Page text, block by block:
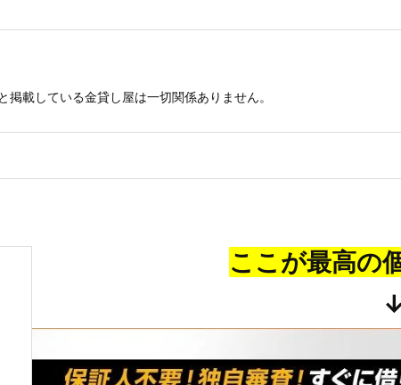
載している金貸し屋は一切関係ありません。
ここが最高の